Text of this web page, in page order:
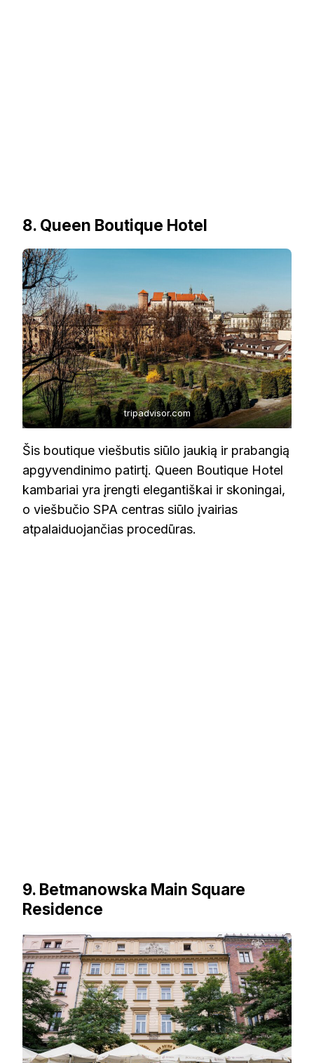
8. Queen Boutique Hotel
tripadvisor.com
Šis boutique viešbutis siūlo jaukią ir prabangią
apgyvendinimo patirtį. Queen Boutique Hotel
kambariai yra įrengti elegantiškai ir skoningai,
o viešbučio SPA centras siūlo įvairias
atpalaiduojančias procedūras.
9. Betmanowska Main Square
Residence